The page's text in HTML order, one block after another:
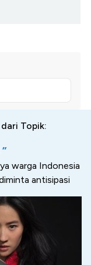
Topik:
warga Indonesia
antisipasi